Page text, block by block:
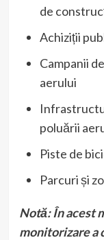
de
Achiziții
Campanii
aerului
poluării
Piste de
Parcuri și
Notă: În acest
monitorizare a